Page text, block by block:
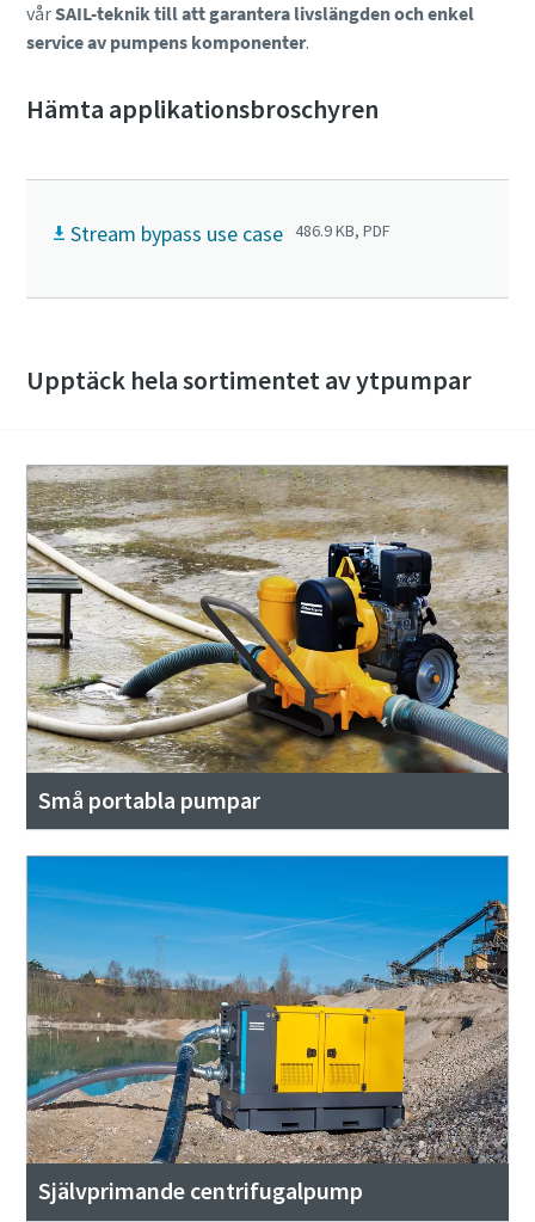
vårSAIL-teknik till att garantera livslängden och enkel
service av pumpens komponenter.
Hämta applikationsbroschyren
Stream bypass use case 486.9 KB, PDF
Upptäck hela sortimentet av ytpumpar
Små portabla pumpar
Självprimande centrifugalpump